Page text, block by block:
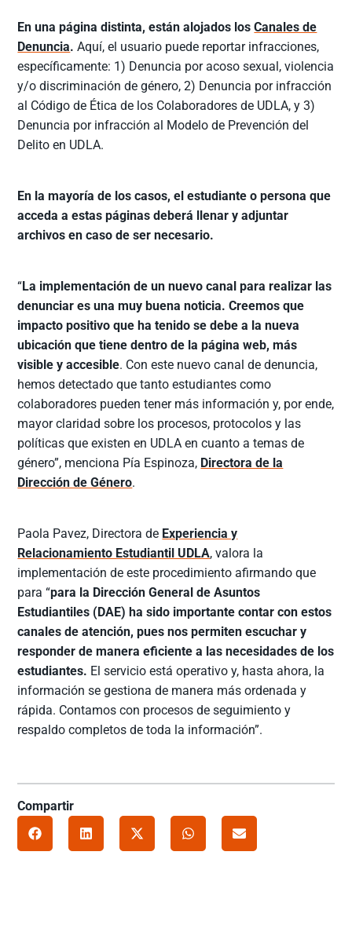
En una página distinta, están alojados losCanales de
Denuncia. Aquí, el usuario puede reportar infracciones,
específicamente: 1) Denuncia por acoso sexual, violencia
y/o discriminación de género, 2) Denuncia por infracción
al Código de Ética de los Colaboradores de UDLA, y 3)
Denuncia por infracción al Modelo de Prevención del
Delito en UDLA.
En la mayoría de los casos, el estudiante o persona que
acceda a estas páginas deberá llenar y adjuntar
archivos en caso de ser necesario.
“La implementación de un nuevo canal para realizar las
denunciar es una muy buena noticia. Creemos que
impacto positivo que ha tenido se debe a la nueva
ubicación que tiene dentro de la página web, más
visible y accesible. Con este nuevo canal de denuncia,
hemos detectado que tanto estudiantes como
colaboradores pueden tener más información y, por ende,
mayor claridad sobre los procesos, protocolos y las
políticas que existen en UDLA en cuanto a temas de
género”, menciona Pía Espinoza, Directora de la
Dirección de Género.
Paola Pavez, Directora de Experiencia y
Relacionamiento Estudiantil UDLA, valora la
implementación de este procedimiento afirmando que
para “para la Dirección General de Asuntos
Estudiantiles (DAE) ha sido importante contar con estos
canales de atención, pues nos permiten escuchar y
responder de manera eficiente a las necesidades de los
estudiantes. El servicio está operativo y, hasta ahora, la
información se gestiona de manera más ordenada y
rápida. Contamos con procesos de seguimiento y
respaldo completos de toda la información”.
Compartir